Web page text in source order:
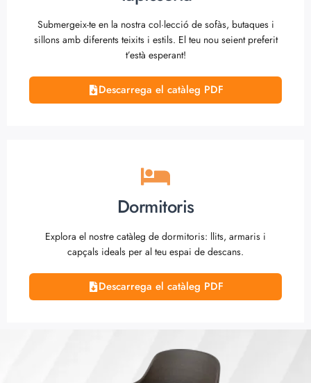
Submergeix-te en la nostra col·lecció de sofàs, butaques i
sillons amb diferents teixits i estils. El teu nou seient preferit
t’està esperant!
Descarrega el catàleg PDF
Dormitoris
Explora el nostre catàleg de dormitoris: llits, armaris i
capçals ideals per al teu espai de descans.
Descarrega el catàleg PDF